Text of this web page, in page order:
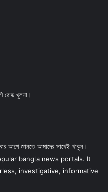
রোড খুলনা।
আগে জানতে আমাদের সাথেই থাকুন।
bangla news portals. It
investigative, informative